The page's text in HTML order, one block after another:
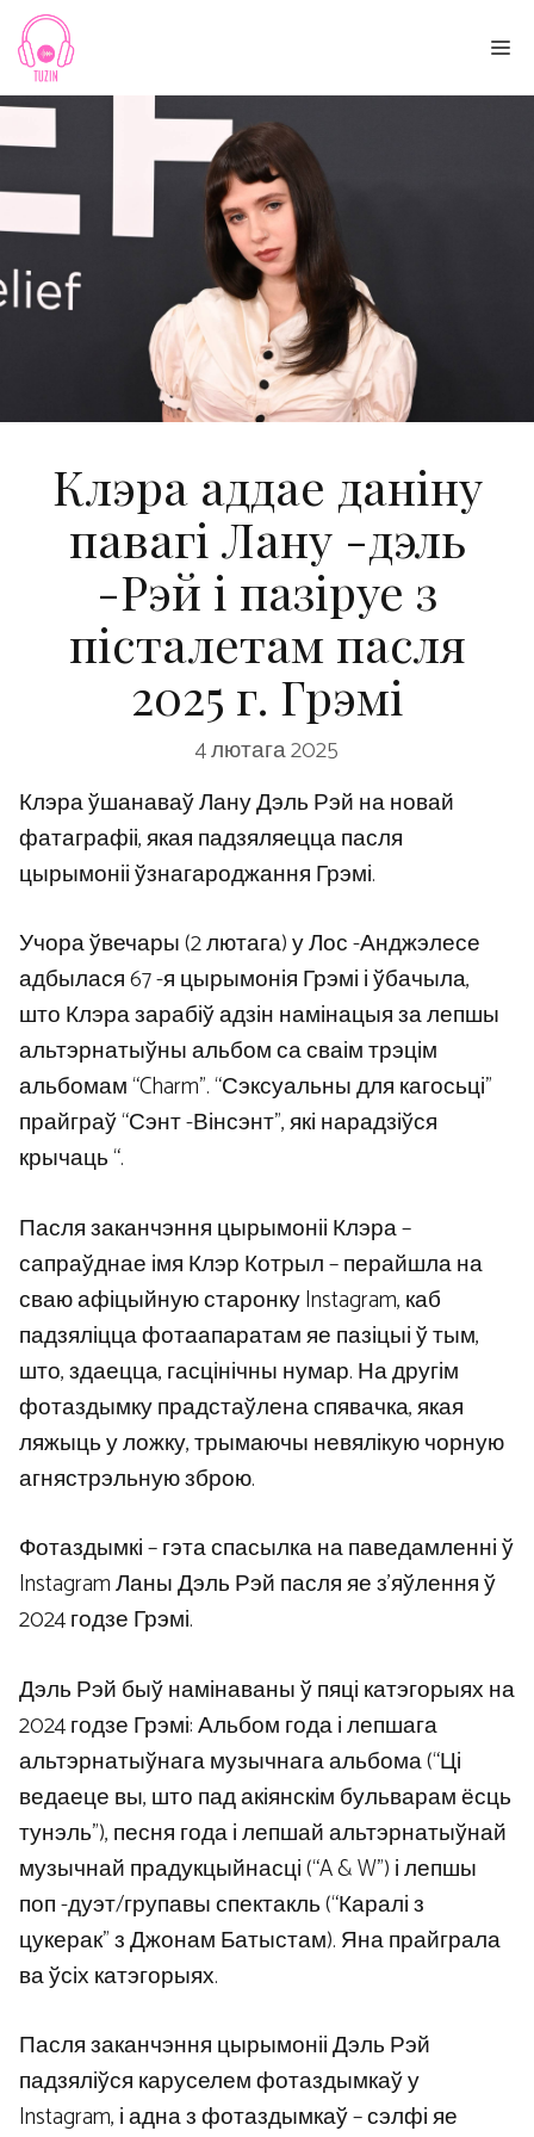
Skip
content
Клэра аддае даніну
павагі Лану -дэль
-Рэй і пазіруе з
пісталетам пасля
2025 г. Грэмі
4 лютага 2025
Клэра ўшанаваў Лану Дэль Рэй на новай
фатаграфіі, якая падзяляецца пасля
цырымоніі ўзнагароджання Грэмі.
Учора ўвечары (2 лютага) у Лос -Анджэлесе
адбылася 67 -я цырымонія Грэмі і ўбачыла,
што Клэра зарабіў адзін намінацыя за лепшы
альтэрнатыўны альбом са сваім трэцім
альбомам “Charm”. “Сэксуальны для кагосьці”
прайграў “Сэнт -Вінсэнт”, які нарадзіўся
крычаць “.
Пасля заканчэння цырымоніі Клэра –
сапраўднае імя Клэр Котрыл – перайшла на
сваю афіцыйную старонку Instagram, каб
падзяліцца фотаапаратам яе пазіцыі ў тым,
што, здаецца, гасцінічны нумар. На другім
фотаздымку прадстаўлена спявачка, якая
ляжыць у ложку, трымаючы невялікую чорную
агнястрэльную зброю.
Фотаздымкі – гэта спасылка на паведамленні ў
Instagram Ланы Дэль Рэй пасля яе з’яўлення ў
2024 годзе Грэмі.
Дэль Рэй быў намінаваны ў пяці катэгорыях на
2024 годзе Грэмі: Альбом года і лепшага
альтэрнатыўнага музычнага альбома (“Ці
ведаеце вы, што пад акіянскім бульварам ёсць
тунэль”), песня года і лепшай альтэрнатыўнай
музычнай прадукцыйнасці (“A & W”) і лепшы
поп -дуэт/групавы спектакль (“Каралі з
цукерак” з Джонам Батыстам). Яна прайграла
ва ўсіх катэгорыях.
Пасля заканчэння цырымоніі Дэль Рэй
падзяліўся каруселем фотаздымкаў у
Instagram, і адна з фотаздымкаў – сэлфі яе